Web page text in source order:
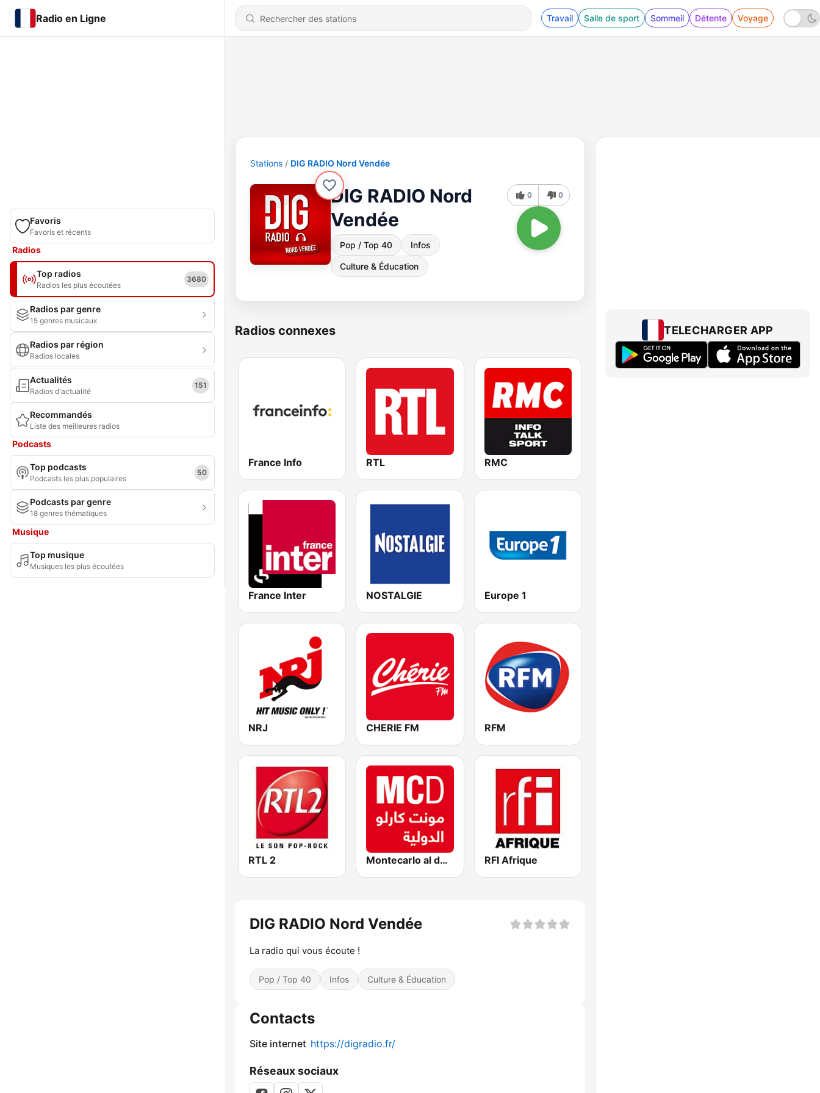
Radio en Ligne Travail Salle de sport Sommeil Détente Voyage
Favoris
Favoris et récents
Radios
Top radios
Radios les plus écoutées
3680
Radios par genre
15 genres musicaux
Radios par région
Radios locales
Actualités
Radios d'actualité
151
Recommandés
Liste des meilleures radios
Podcasts
Top podcasts
Podcasts les plus populaires
50
Podcasts par genre
18 genres thématiques
Musique
Top musique
Musiques les plus écoutées
Stations DIG RADIO Nord Vendée
DIG RADIO Nord
Vendée
Pop / Top 40 Infos
Culture & Éducation
0 0
Radios connexes
France Info RTL RMC
France Inter NOSTALGIE Europe 1
NRJ CHERIE FM RFM
RTL 2 Montecarlo al doualiya (مونت كارلو الدولية) RFI Afrique
DIG RADIO Nord Vendée
La radio qui vous écoute !
Pop / Top 40 Infos Culture & Éducation
Contacts
Site internet https://digradio.fr/
Réseaux sociaux
TELECHARGER APP